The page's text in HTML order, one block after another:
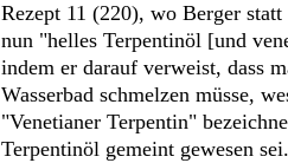
Rezept 11 (220), wo Berger
nun "helles Terpentinöl [und
indem er darauf verweist, dass
Wasserbad schmelzen müsse,
"Venetianer Terpentin"
Terpentinöl gemeint gewesen